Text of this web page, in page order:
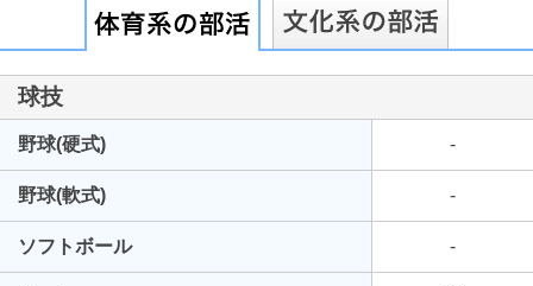
ブックマークした学校
ブックマークした学校はありません
球技
野球(硬式) -
野球(軟式) -
ソフトボール -